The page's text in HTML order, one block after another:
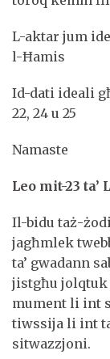
L-aktar jum
l-Ħamis
Id-dati ideali
22, 24 u 25
Namaste
Leo mit-23 ta’
Il-bidu taż-
jagħmlek
ta’ gwadann
jistgħu jolqtuk
mument li int
tiwssija li int
sitwazzjoni.